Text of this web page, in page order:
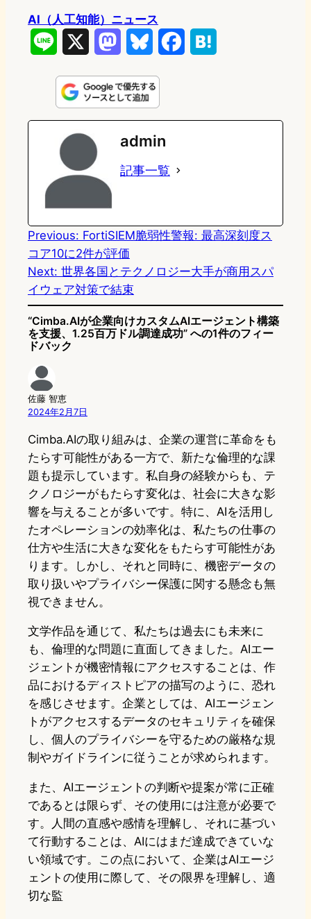
AI（人工知能）ニュース
n
e
s
t
o
d
n
u
e
s
k
e
k
e
admin
記事一覧
Previous: FortiSIEM脆弱性警報: 最高深刻度ス
コア10に2件が評価
Next: 世界各国とテクノロジー大手が商用スパ
イウェア対策で結束
“Cimba.AIが企業向けカスタムAIエージェント構築
を支援、1.25百万ドル調達成功” への1件のフィー
ドバック
佐藤 智恵
2024年2月7日
Cimba.AIの取り組みは、企業の運営に革命をも
たらす可能性がある一方で、新たな倫理的な課
題も提示しています。私自身の経験からも、テ
クノロジーがもたらす変化は、社会に大きな影
響を与えることが多いです。特に、AIを活用し
たオペレーションの効率化は、私たちの仕事の
仕方や生活に大きな変化をもたらす可能性があ
ります。しかし、それと同時に、機密データの
取り扱いやプライバシー保護に関する懸念も無
視できません。
文学作品を通じて、私たちは過去にも未来に
も、倫理的な問題に直面してきました。AIエー
ジェントが機密情報にアクセスすることは、作
品におけるディストピアの描写のように、恐れ
を感じさせます。企業としては、AIエージェン
トがアクセスするデータのセキュリティを確保
し、個人のプライバシーを守るための厳格な規
制やガイドラインに従うことが求められます。
また、AIエージェントの判断や提案が常に正確
であるとは限らず、その使用には注意が必要で
す。人間の直感や感情を理解し、それに基づい
て行動することは、AIにはまだ達成できていな
い領域です。この点において、企業はAIエージ
ェントの使用に際して、その限界を理解し、適
切な監